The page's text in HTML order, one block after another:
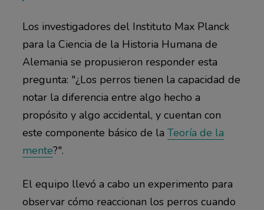
Los investigadores del Instituto Max Planck
para la Ciencia de la Historia Humana de
Alemania se propusieron responder esta
pregunta: "¿Los perros tienen la capacidad de
notar la diferencia entre algo hecho a
propósito y algo accidental, y cuentan con
este componente básico de la Teoría de la
mente?".
El equipo llevó a cabo un experimento para
observar cómo reaccionan los perros cuando